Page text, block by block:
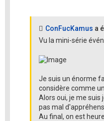
ConFucKamus a
Vu la mini-série
Je suis un énorme
considère comme
Alors oui, je me suis
pas mal
Au final, on est